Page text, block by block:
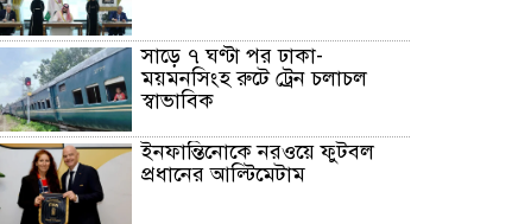
সাড়ে ৭ ঘণ্টা পর ঢাকা-
ময়মনসিংহ রুটে ট্রেন চলাচল
স্বাভাবিক
ইনফান্তিনোকে নরওয়ে ফুটবল
প্রধানের আল্টিমেটাম